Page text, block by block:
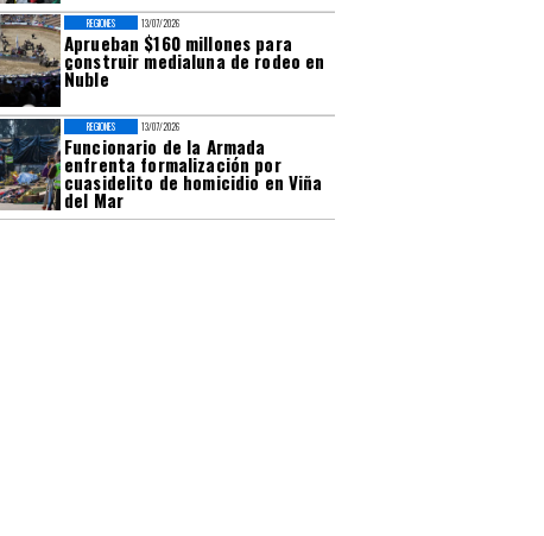
13/07/2026
Aprueban $160 millones para
construir medialuna de rodeo en
Ñuble
REGIONES
13/07/2026
Funcionario de la Armada
enfrenta formalización por
cuasidelito de homicidio en Viña
del Mar
REGIONES